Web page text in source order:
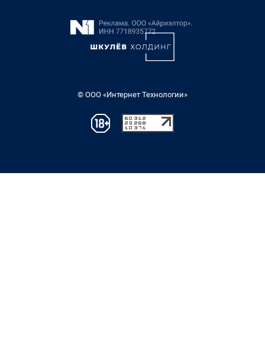
© ООО «Интернет Технологии»